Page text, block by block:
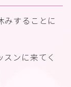
みすることに
ンに来てく